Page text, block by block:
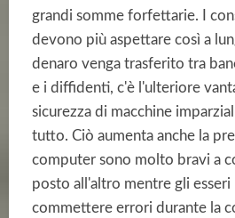
grandi somme forfettarie. I
devono più aspettare così a
denaro venga trasferito tra
e i diffidenti, c'è l'ulteriore
sicurezza di macchine
tutto. Ciò aumenta anche la
computer sono molto bravi a
posto all'altro mentre gli esseri
commettere errori durante la